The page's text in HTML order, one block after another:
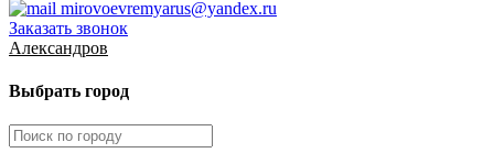
mirovoevremyarus@yandex.ru
Заказать звонок
Александров
Выбрать город